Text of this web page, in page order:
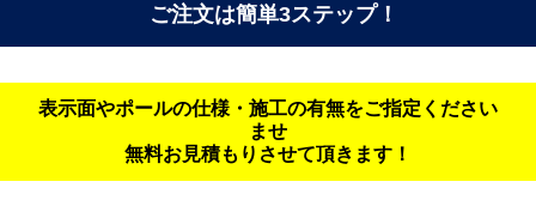
ご注文は簡単3ステップ！
表示面やポールの仕様・施工の有無をご指定ください
ませ
無料お見積もりさせて頂きます！